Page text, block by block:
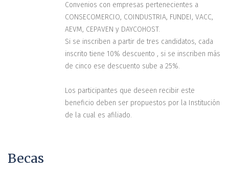
Convenios con empresas pertenecientes a
CONSECOMERCIO, COINDUSTRIA, FUNDEI, VACC,
AEVM, CEPAVEN y DAYCOHOST.
Si se inscriben a partir de tres candidatos, cada
inscrito tiene 10% descuento , si se inscriben más
de cinco ese descuento sube a 25%.
Los participantes que deseen recibir este
beneficio deben ser propuestos por la Institución
de la cual es afiliado.
Becas